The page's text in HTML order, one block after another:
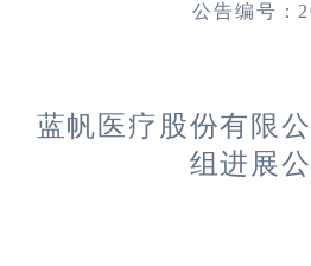
公告编号： 2
蓝帆医疗股份有限
组进展